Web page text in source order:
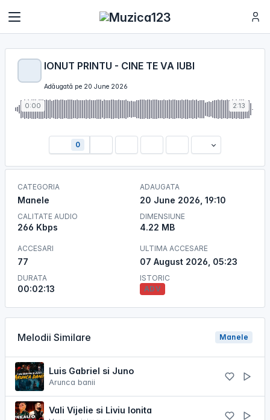
IONUT PRINTU - CINE TE VA IUBI
Adăugată pe 20 June 2026
0:00 2:13
0
CATEGORIA
Manele
CALITATE AUDIO
266 Kbps
ADAUGATA
20 June 2026, 19:10
DIMENSIUNE
4.22 MB
ACCESARI
77
DURATA
00:02:13
ULTIMA ACCESARE
07 August 2026, 05:23
ISTORIC
ADV
Melodii Similare Manele
Luis Gabriel si Juno
Arunca banii
Vali Vijelie si Liviu Ionita